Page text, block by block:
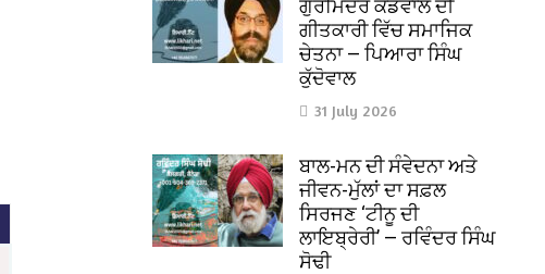
ਗੁਰਮਿੰਦਰ ਕੈਂਡੋਵਾਲ ਦੀ
ਗੀਤਕਾਰੀ ਵਿੱਚ ਸਮਾਜਿਕ
ਚੇਤਨਾ — ਪਿਆਰਾ ਸਿੰਘ
ਕੁੱਦੋਵਾਲ
31 July 2026
ਬਾਲ-ਮਨ ਦੀ ਸੰਵੇਦਨਾ ਅਤੇ
ਜੀਵਨ-ਮੁੱਲਾਂ ਦਾ ਸਫ਼ਲ
ਸਿਰਜਣ ‘ਟੀਨੂ ਦੀ
ਲਾਇਬ੍ਰੇਰੀ’ — ਰਵਿੰਦਰ ਸਿੰਘ
ਸੋਢੀ